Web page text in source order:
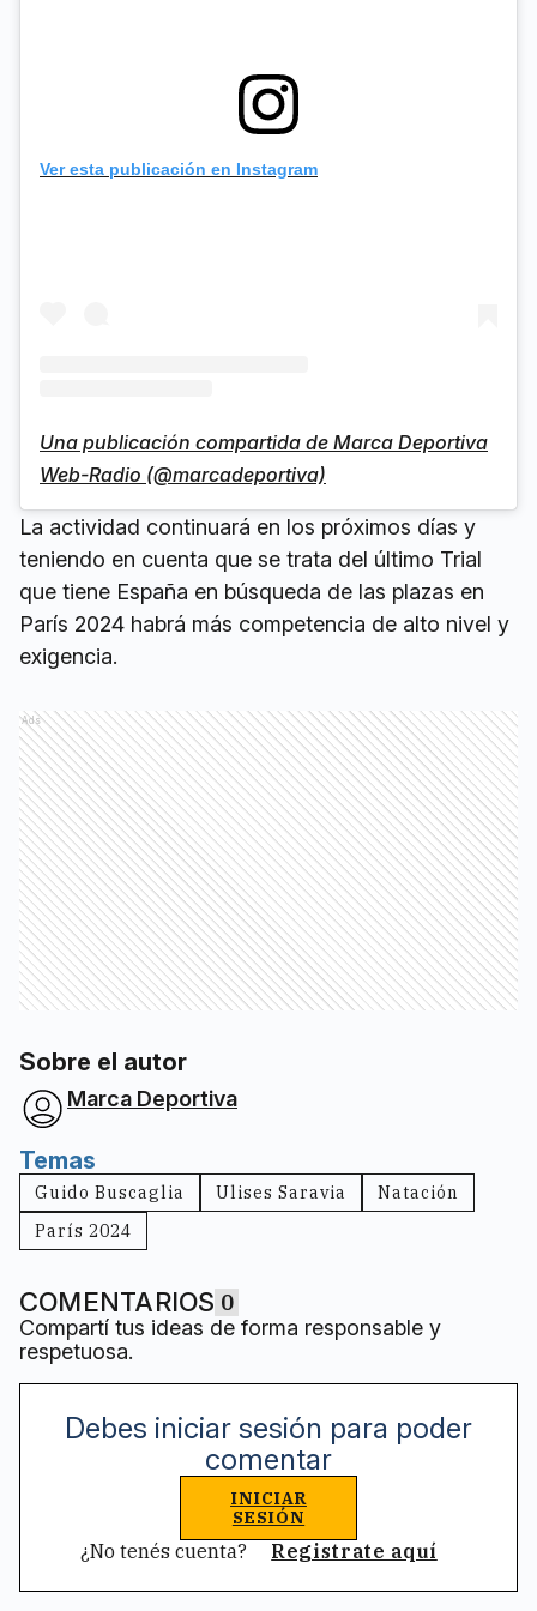
Ver esta publicación en Instagram
Una publicación compartida de Marca Deportiva
Web-Radio (@marcadeportiva)
La actividad continuará en los próximos días y
teniendo en cuenta que se trata del último Trial
que tiene España en búsqueda de las plazas en
París 2024 habrá más competencia de alto nivel y
exigencia.
Ads
Sobre el autor
Marca Deportiva
Temas
Guido Buscaglia Ulises Saravia
Natación
París 2024
COMENTARIOS 0
Compartí tus ideas de forma responsable y
respetuosa.
Debes iniciar sesión para poder
comentar
INICIAR
SESIÓN
¿No tenés cuenta? Registrate aquí